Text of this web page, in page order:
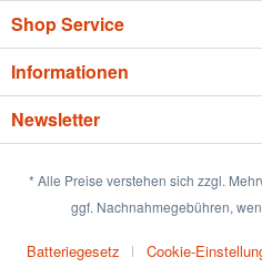
Shop Service
Informationen
Newsletter
* Alle Preise verstehen sich zzgl.
ggf. Nachnahmegebühren,
Batteriegesetz Cookie-